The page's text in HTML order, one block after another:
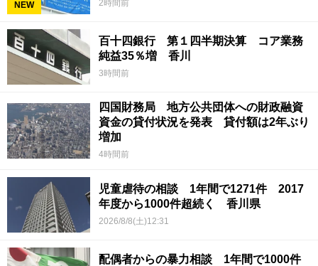
NEW 2時間前
百十四銀行 第１四半期決算 コア業務
純益35％増 香川
3時間前
四国財務局 地方公共団体への財政融資
資金の貸付状況を発表 貸付額は2年ぶり
増加
4時間前
児童虐待の相談 1年間で1271件 2017
年度から1000件超続く 香川県
2026/8/8(土)12:31
配偶者からの暴力相談 1年間で1000件